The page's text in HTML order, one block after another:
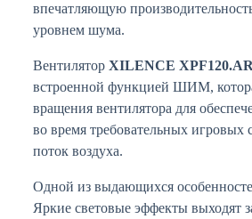
впечатляющую
уровнем шума.
Вентилятор XILENCE
встроенной функцией ШИМ,
вращения вентилятора для
во время требовательных игровых
поток воздуха.
Одной из выдающихся
Яркие световые эффекты выходят